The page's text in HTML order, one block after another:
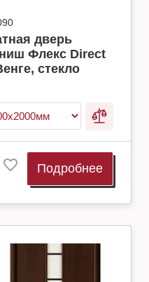
дверь
Флекс Direct
стекло
Подробнее